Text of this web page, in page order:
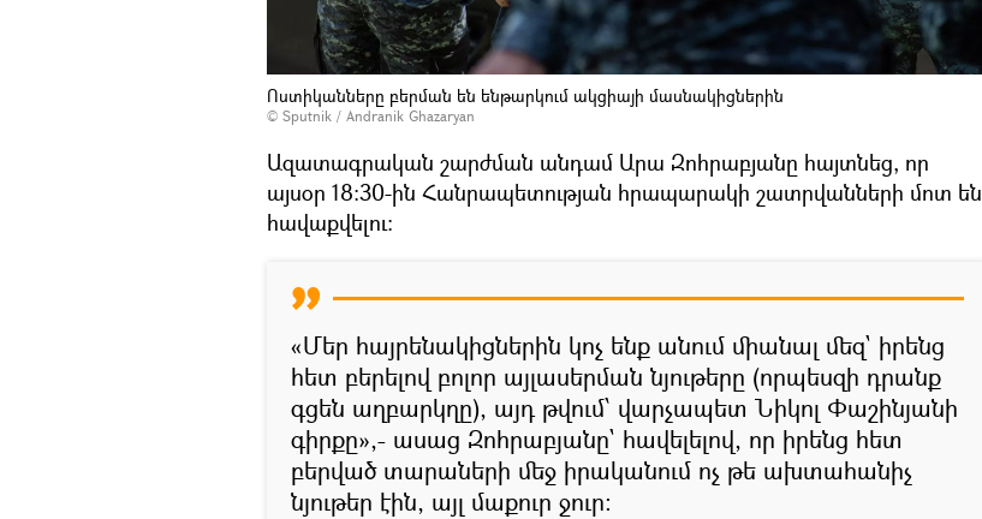
Ոստիկանները բերման են ենթարկում ակցիայի մասնակիցներին
© Sputnik / Andranik Ghazaryan
Ազատագրական շարժման անդամ Արա Զոհրաբյանը հայտնեց, որ
այսօր 18։30-ին Հանրապետության հրապարակի շատրվանների մոտ են
հավաքվելու։
«Մեր հայրենակիցներին կոչ ենք անում միանալ մեզ` իրենց
հետ բերելով բոլոր այլասերման նյութերը (որպեսզի դրանք
գցեն աղբարկղը), այդ թվում՝ վարչապետ Նիկոլ Փաշինյանի
գիրքը»,- ասաց Զոհրաբյանը` հավելելով, որ իրենց հետ
բերված տարաների մեջ իրականում ոչ թե ախտահանիչ
նյութեր էին, այլ մաքուր ջուր։